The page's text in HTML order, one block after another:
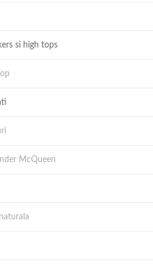
si high tops
McQueen